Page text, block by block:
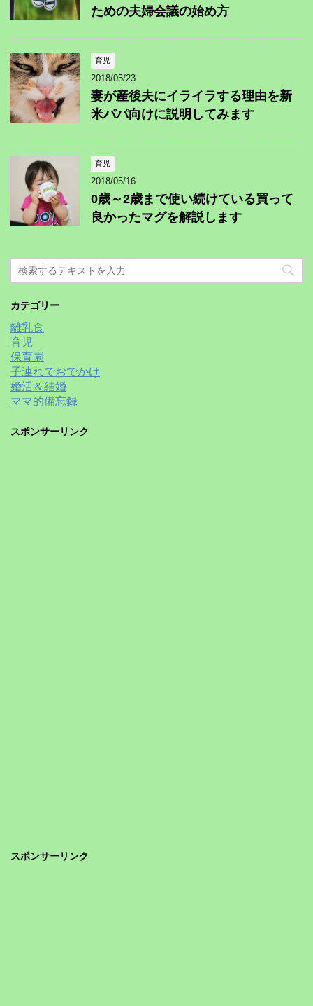
ための夫婦会議の始め方
育児
2018/05/23
妻が産後夫にイライラする理由を新
米パパ向けに説明してみます
育児
2018/05/16
0歳～2歳まで使い続けている買って
良かったマグを解説します
カテゴリー
離乳食
育児
保育園
子連れでおでかけ
婚活＆結婚
ママ的備忘録
スポンサーリンク
スポンサーリンク